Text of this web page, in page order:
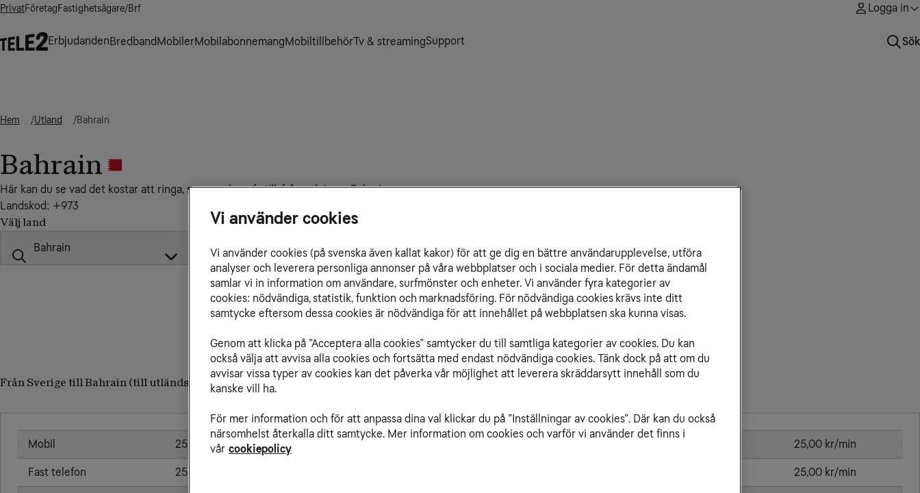
PrivatFöretagFastighetsägare/Brf Logga in
ErbjudandenBredbandMobilerMobilabonnemangMobiltillbehörTv & streamingSupport Sök
Hem Utland Bahrain
Bahrain
Här kan du se vad det kostar att ringa, sms:a och surfa till, från och inom Bahrain.
Landskod: +973
Välj land
Från Sverige till Bahrain (till utländskt nummer)
Mobil 25,00 kr/min
Fast telefon 25,00 kr/min
Från Bahrain till
Ringa samtal 25,00 kr/min
25,00 kr/min
Vi använder cookies
Vi använder cookies (på svenska även kallat kakor) för att ge dig en bättre användarupplevelse, utföra
analyser och leverera personliga annonser på våra webbplatser och i sociala medier. För detta ändamål
samlar vi in information om användare, surfmönster och enheter. Vi använder fyra kategorier av
cookies: nödvändiga, statistik, funktion och marknadsföring. För nödvändiga cookies krävs inte ditt
samtycke eftersom dessa cookies är nödvändiga för att innehållet på webbplatsen ska kunna visas.
Genom att klicka på ”Acceptera alla cookies” samtycker du till samtliga kategorier av cookies. Du kan
också välja att avvisa alla cookies och fortsätta med endast nödvändiga cookies. Tänk dock på att om du
avvisar vissa typer av cookies kan det påverka vår möjlighet att leverera skräddarsytt innehåll som du
kanske vill ha.
För mer information och för att anpassa dina val klickar du på ”Inställningar av cookies”. Där kan du också
närsomhelst återkalla ditt samtycke. Mer information om cookies och varför vi använder det finns i
vår cookiepolicy